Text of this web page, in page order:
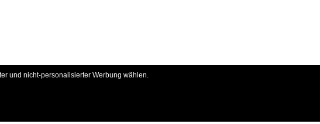
und nicht-personalisierter Werbung wählen.